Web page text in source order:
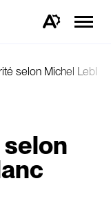
Ouvrez
d'accessibilité.
la
selon Michel